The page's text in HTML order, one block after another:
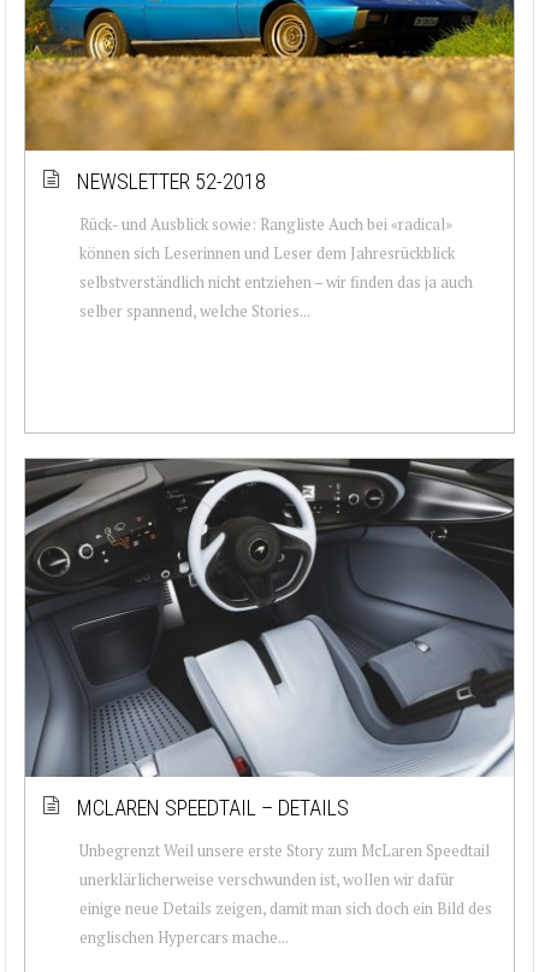
NEWSLETTER 52-2018
Rück- und Ausblick sowie: Rangliste Auch bei «radical»
können sich Leserinnen und Leser dem Jahresrückblick
selbstverständlich nicht entziehen – wir finden das ja auch
selber spannend, welche Stories...
MCLAREN SPEEDTAIL – DETAILS
Unbegrenzt Weil unsere erste Story zum McLaren Speedtail
unerklärlicherweise verschwunden ist, wollen wir dafür
einige neue Details zeigen, damit man sich doch ein Bild des
englischen Hypercars mache...